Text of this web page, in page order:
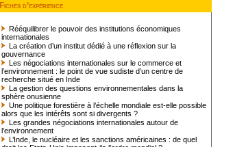
Fiches d’expérience
Rééquilibrer le pouvoir des institutions économiques
internationales
La création d’un institut dédié à une réflexion sur la
gouvernance
Les négociations internationales sur le commerce et
l’environnement : le point de vue sudiste d’un centre de
recherche situé en Inde
La gestion des questions environnementales dans la
sphère onusienne
Une politique forestière à l’échelle mondiale est-elle possible
alors que les intérêts sont si divergents ?
Les grandes négociations internationales autour de
l’environnement
L’Inde, le nucléaire et les sanctions américaines : de quel